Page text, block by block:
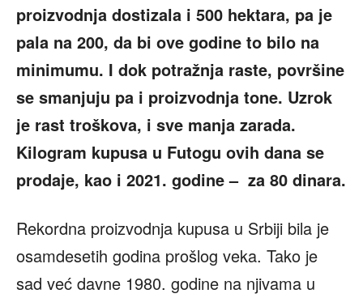
proizvodnja dostizala i 500 hektara, pa je
pala na 200, da bi ove godine to bilo na
minimumu. I dok potražnja raste, površine
se smanjuju pa i proizvodnja tone. Uzrok
je rast troškova, i sve manja zarada.
Kilogram kupusa u Futogu ovih dana se
prodaje, kao i 2021. godine – za 80 dinara.
Rekordna proizvodnja kupusa u Srbiji bila je
osamdesetih godina prošlog veka. Tako je
sad već davne 1980. godine na njivama u